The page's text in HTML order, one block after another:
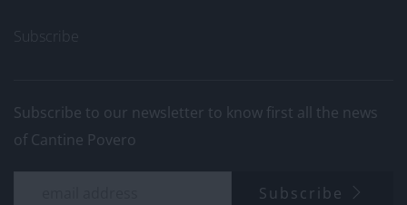
Subscribe
Subscribe to our newsletter to know first all the news
of Cantine Povero
Subscribe